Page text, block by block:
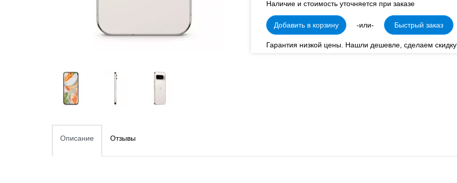
Наличие и стоимость уточняется при заказе
Добавить в корзину -или- Быстрый заказ
Гарантия низкой цены. Нашли дешевле, сделаем
Описание Отзывы